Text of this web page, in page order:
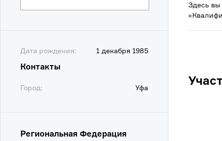
Дата рождения: 1 декабря 1985
Контакты
Город: Уфа
Региональная Федерация
Здесь вы